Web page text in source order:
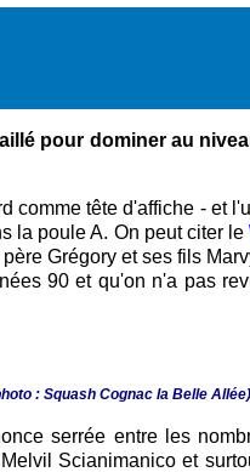
pour dominer au
comme tête d'affiche - et
la poule A. On peut citer le
Grégory et ses fils
90 et qu'on n'a pas
: Squash Cognac la Belle Allée)
serrée entre les
Scianimanico et